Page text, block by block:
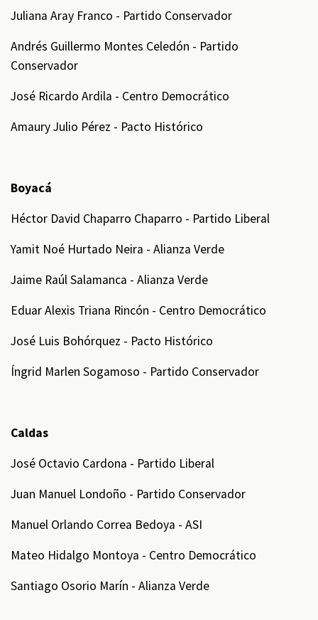
Juliana Aray Franco - Partido Conservador
Andrés Guillermo Montes Celedón - Partido
Conservador
José Ricardo Ardila - Centro Democrático
Amaury Julio Pérez - Pacto Histórico
Boyacá
Héctor David Chaparro Chaparro - Partido Liberal
Yamit Noé Hurtado Neira - Alianza Verde
Jaime Raúl Salamanca - Alianza Verde
Eduar Alexis Triana Rincón - Centro Democrático
José Luis Bohórquez - Pacto Histórico
Íngrid Marlen Sogamoso - Partido Conservador
Caldas
José Octavio Cardona - Partido Liberal
Juan Manuel Londoño - Partido Conservador
Manuel Orlando Correa Bedoya - ASI
Mateo Hidalgo Montoya - Centro Democrático
Santiago Osorio Marín - Alianza Verde